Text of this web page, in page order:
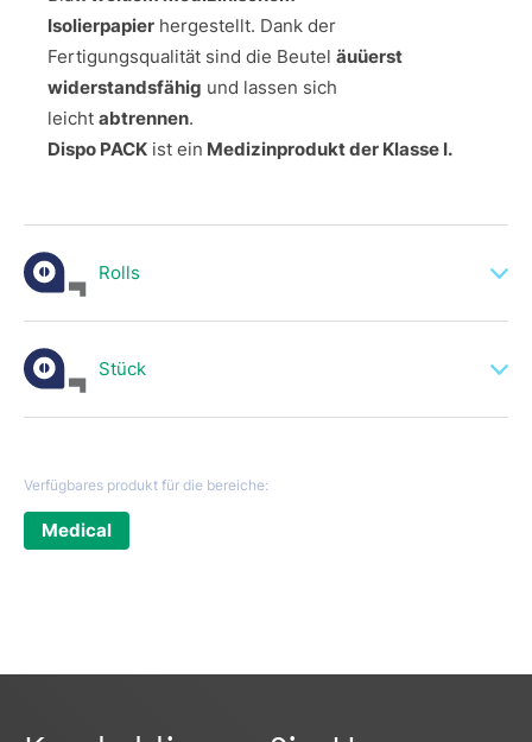
Isolierpapier hergestellt. Dank der
Fertigungsqualität sind die Beutel äuüerst
widerstandsfähig und lassen sich
leicht abtrennen.
Dispo PACK ist ein Medizinprodukt der Klasse I.
Rolls
75mm x 200m - 8 St./box
100mm x 200m - 4 St./box
250mm x 200m - 2 St./box
Stück
140x250 mm - 200 St./box
190x330 mm - 200 St./box
Verfügbares produkt für die bereiche:
Medical